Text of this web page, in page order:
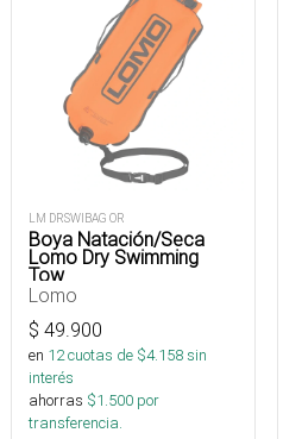
LM DRSWIBAG OR
Boya Natación/Seca
Lomo Dry Swimming
Tow
Lomo
$ 49.900
en 12cuotas de $4.158sin
interés
ahorras $1.500 por
transferencia.